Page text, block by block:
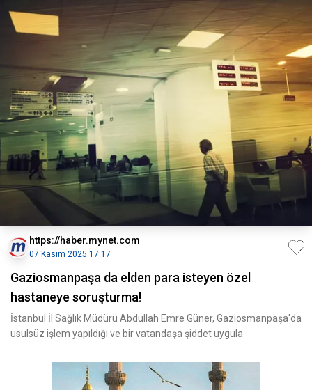
https://haber.mynet.com
07 Kasım 2025 17:17
Gaziosmanpaşa da elden para isteyen özel
hastaneye soruşturma!
İstanbul İl Sağlık Müdürü Abdullah Emre Güner, Gaziosmanpaşa'da
usulsüz işlem yapıldığı ve bir vatandaşa şiddet uygula